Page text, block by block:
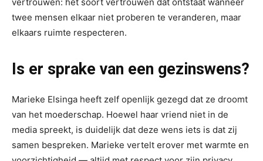
twee mensen elkaar niet proberen te veranderen, maar
elkaars ruimte respecteren.
Is er sprake van een gezinswens?
Marieke Elsinga heeft zelf openlijk gezegd dat ze droomt
van het moederschap. Hoewel haar vriend niet in de
media spreekt, is duidelijk dat deze wens iets is dat zij
samen bespreken. Marieke vertelt erover met warmte en